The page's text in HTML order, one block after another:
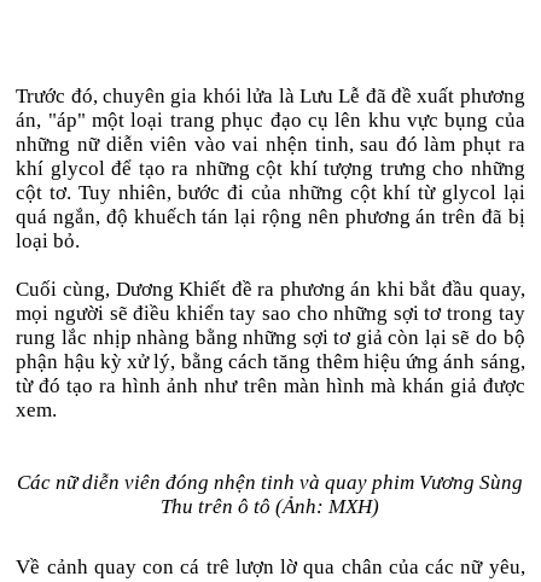
Trước đó, chuyên gia khói lửa là Lưu Lễ đã đề xuất phương
án, "áp" một loại trang phục đạo cụ lên khu vực bụng của
những nữ diễn viên vào vai nhện tinh, sau đó làm phụt ra
khí glycol để tạo ra những cột khí tượng trưng cho những
cột tơ. Tuy nhiên, bước đi của những cột khí từ glycol lại
quá ngắn, độ khuếch tán lại rộng nên phương án trên đã bị
loại bỏ.
Cuối cùng, Dương Khiết đề ra phương án khi bắt đầu quay,
mọi người sẽ điều khiển tay sao cho những sợi tơ trong tay
rung lắc nhịp nhàng bằng những sợi tơ giả còn lại sẽ do bộ
phận hậu kỳ xử lý, bằng cách tăng thêm hiệu ứng ánh sáng,
từ đó tạo ra hình ảnh như trên màn hình mà khán giả được
xem.
Các nữ diễn viên đóng nhện tinh và quay phim Vương Sùng
Thu trên ô tô (Ảnh: MXH)
Về cảnh quay con cá trê lượn lờ qua chân của các nữ yêu,